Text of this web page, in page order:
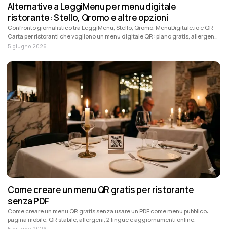
Alternative a LeggiMenu per menu digitale
ristorante: Stello, Qromo e altre opzioni
Confronto giornalistico tra LeggiMenu, Stello, Qromo, MenuDigitale.io e QR
Carta per ristoranti che vogliono un menu digitale QR: piano gratis, allergeni,
traduzioni, design, promozione piatti, prezzi e funzioni da valutare.
5 giugno 2026
Come creare un menu QR gratis per ristorante
senza PDF
Come creare un menu QR gratis senza usare un PDF come menu pubblico:
pagina mobile, QR stabile, allergeni, 2 lingue e aggiornamenti online.